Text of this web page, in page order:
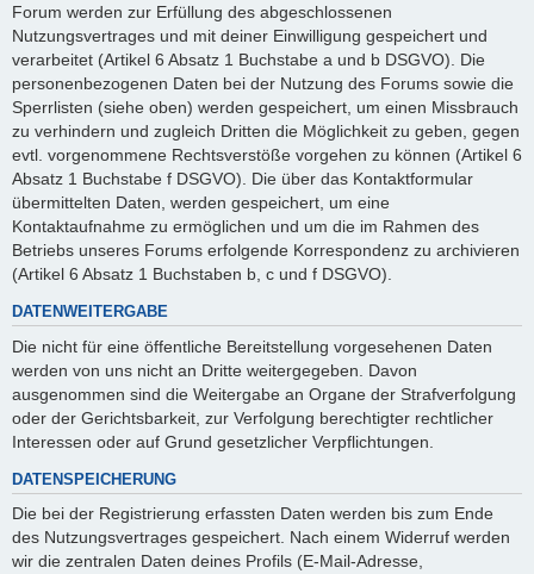
Forum werden zur Erfüllung des abgeschlossenen
Nutzungsvertrages und mit deiner Einwilligung gespeichert und
verarbeitet (Artikel 6 Absatz 1 Buchstabe a und b DSGVO). Die
personenbezogenen Daten bei der Nutzung des Forums sowie die
Sperrlisten (siehe oben) werden gespeichert, um einen Missbrauch
zu verhindern und zugleich Dritten die Möglichkeit zu geben, gegen
evtl. vorgenommene Rechtsverstöße vorgehen zu können (Artikel 6
Absatz 1 Buchstabe f DSGVO). Die über das Kontaktformular
übermittelten Daten, werden gespeichert, um eine
Kontaktaufnahme zu ermöglichen und um die im Rahmen des
Betriebs unseres Forums erfolgende Korrespondenz zu archivieren
(Artikel 6 Absatz 1 Buchstaben b, c und f DSGVO).
DATENWEITERGABE
Die nicht für eine öffentliche Bereitstellung vorgesehenen Daten
werden von uns nicht an Dritte weitergegeben. Davon
ausgenommen sind die Weitergabe an Organe der Strafverfolgung
oder der Gerichtsbarkeit, zur Verfolgung berechtigter rechtlicher
Interessen oder auf Grund gesetzlicher Verpflichtungen.
DATENSPEICHERUNG
Die bei der Registrierung erfassten Daten werden bis zum Ende
des Nutzungsvertrages gespeichert. Nach einem Widerruf werden
wir die zentralen Daten deines Profils (E-Mail-Adresse,